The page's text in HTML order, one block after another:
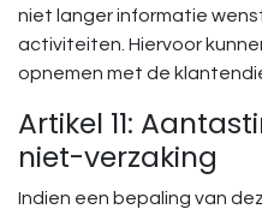
niet langer informatie
activiteiten. Hiervoor
opnemen met de
Artikel 11:
niet-verzaking
Indien een bepaling van